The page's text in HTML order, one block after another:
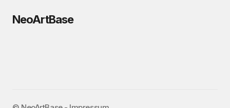
NeoArtBase